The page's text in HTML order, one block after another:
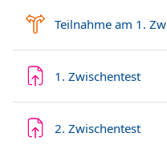
Teilnahme am 1.
1. Zwischentest
2. Zwischentest